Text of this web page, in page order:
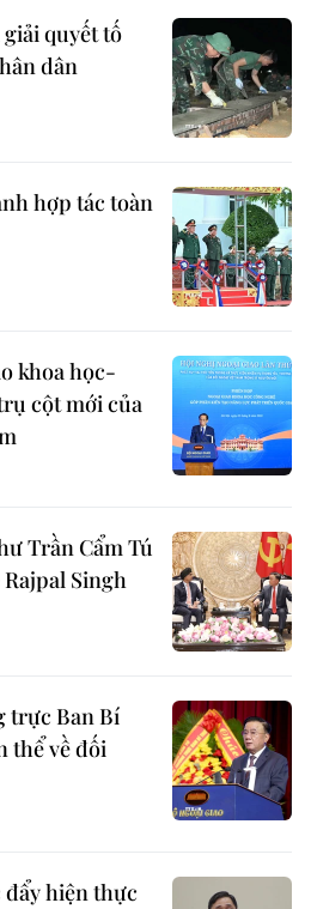
quyết tố
dân
hợp tác toàn
khoa học-
cột mới của
Trần Cẩm Tú
Singh
trực Ban Bí
thể về đối
hiện thực